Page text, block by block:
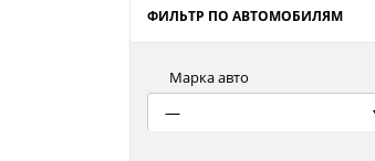
ФИЛЬТР ПО АВТОМОБИЛЯМ
Марка авто
—